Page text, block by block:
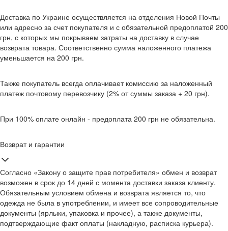
Доставка по Украине осуществляется на отделения Новой Почты
или адресно за счет покупателя и с обязательной предоплатой 200
грн, с которых мы покрываем затраты на доставку в случае
возврата товара. Соответственно сумма наложенного платежа
уменьшается на 200 грн.
Также покупатель всегда оплачивает комиссию за наложенный
платеж почтовому перевозчику (2% от суммы заказа + 20 грн).
При 100% оплате онлайн - предоплата 200 грн не обязательна.
Возврат и гарантии
Согласно «Закону о защите прав потребителя» обмен и возврат
возможен в срок до 14 дней с момента доставки заказа клиенту.
Обязательным условием обмена и возврата является то, что
одежда не была в употреблении, и имеет все сопроводительные
документы (ярлыки, упаковка и прочее), а также документы,
подтверждающие факт оплаты (накладную, расписка курьера).